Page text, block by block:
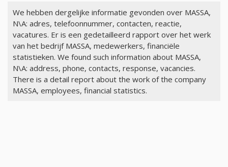
We hebben dergelijke informatie gevonden over MASSA,
N\A: adres, telefoonnummer, contacten, reactie,
vacatures. Er is een gedetailleerd rapport over het werk
van het bedrijf MASSA, medewerkers, financiële
statistieken. We found such information about MASSA,
N\A: address, phone, contacts, response, vacancies.
There is a detail report about the work of the company
MASSA, employees, financial statistics.